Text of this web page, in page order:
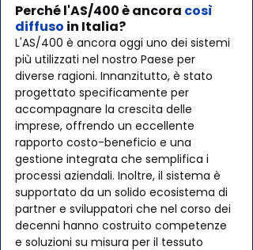
Perché l'AS/400 è ancora così
diffuso in Italia?
L'AS/400 è ancora oggi uno dei sistemi
più utilizzati nel nostro Paese per
diverse ragioni. Innanzitutto, è stato
progettato specificamente per
accompagnare la crescita delle
imprese, offrendo un eccellente
rapporto costo-beneficio e una
gestione integrata che semplifica i
processi aziendali. Inoltre, il sistema è
supportato da un solido ecosistema di
partner e sviluppatori che nel corso dei
decenni hanno costruito competenze
e soluzioni su misura per il tessuto